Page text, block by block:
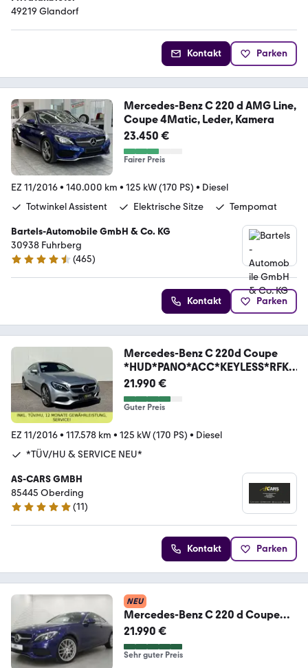
49219 Glandorf
Kontakt Parken
Mercedes-Benz C 220 d AMG Line,
Coupe 4Matic, Leder, Kamera
23.450 €
Fairer Preis
EZ 11/2016• 140.000 km • 125 kW (170 PS) • Diesel
Totwinkel Assistent
Elektrische Sitze Tempomat
Bartels-Automobile GmbH & Co. KG
30938 Fuhrberg
4.6 Sterne
(465)
Kontakt Parken
Mercedes-Benz C 220d Coupe
*HUD*PANO*ACC*KEYLESS*RFK*
UVM
21.990 €
Guter Preis
EZ 11/2016• 117.578 km • 125 kW (170 PS) • Diesel
*TÜV/HU & SERVICE NEU*
AS-CARS GMBH
85445 Oberding
5 Sterne
(11)
Kontakt Parken
NEU
Mercedes-Benz C 220 d Coupe
4Matic
Navi/Leder/LED/Distronic/To
21.990 €
Sehr guter Preis